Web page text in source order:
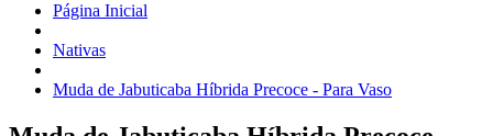
Página Inicial
Nativas
Muda de Jabuticaba Híbrida Precoce - Para Vaso